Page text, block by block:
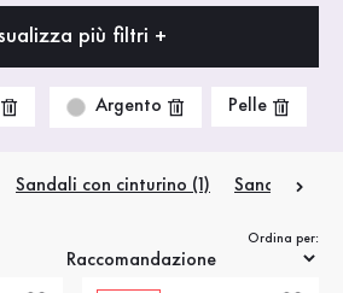
più filtri +
Argento Pelle
Sandali con cinturino (1) Sandali da
Ordina per: